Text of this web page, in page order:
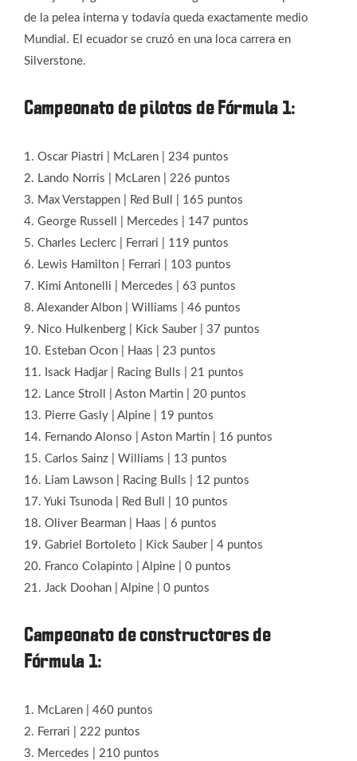
de la pelea interna y todavía queda exactamente medio
Mundial. El ecuador se cruzó en una loca carrera en
Silverstone.
Campeonato de pilotos de Fórmula 1:
1. Oscar Piastri | McLaren | 234 puntos
2. Lando Norris | McLaren | 226 puntos
3. Max Verstappen | Red Bull | 165 puntos
4. George Russell | Mercedes | 147 puntos
5. Charles Leclerc | Ferrari | 119 puntos
6. Lewis Hamilton | Ferrari | 103 puntos
7. Kimi Antonelli | Mercedes | 63 puntos
8. Alexander Albon | Williams | 46 puntos
9. Nico Hulkenberg | Kick Sauber | 37 puntos
10. Esteban Ocon | Haas | 23 puntos
11. Isack Hadjar | Racing Bulls | 21 puntos
12. Lance Stroll | Aston Martin | 20 puntos
13. Pierre Gasly | Alpine | 19 puntos
14. Fernando Alonso | Aston Martin | 16 puntos
15. Carlos Sainz | Williams | 13 puntos
16. Liam Lawson | Racing Bulls | 12 puntos
17. Yuki Tsunoda | Red Bull | 10 puntos
18. Oliver Bearman | Haas | 6 puntos
19. Gabriel Bortoleto | Kick Sauber | 4 puntos
20. Franco Colapinto | Alpine | 0 puntos
21. Jack Doohan | Alpine | 0 puntos
Campeonato de constructores de
Fórmula 1:
1. McLaren | 460 puntos
2. Ferrari | 222 puntos
3. Mercedes | 210 puntos